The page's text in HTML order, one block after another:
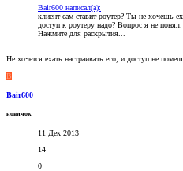
Bair600 написал(а):
клиент сам ставит роутер? Ты не хочешь
доступ к роутеру надо? Вопрос я не понял.
Нажмите для раскрытия...
Не хочется ехать настраивать его, и доступ не
B
Bair600
новичок
11 Дек 2013
14
0